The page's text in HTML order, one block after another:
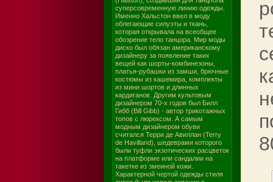
суперсовременную линию одежды.
Именно Хальстон ввел в моду
облегающие силуэты и ткань,
которая открывала на всеобщее
обозрение тело танцора. Мир моды
диско был обязан американскому
дизайнеру за появление таких
вещей как шорты-комбинезоны,
платья-рубашки из замши, брючные
костюмы из кашемира, комплекты
из мини шортов и длинных
кардиганов. Другим культовым
дизайнером 70-х годов был Билл
Гибб (Bill Gibb) - автор трикотажных
топов с люрексом. А самым
модным дизайнером обуви
считался Терри де Авиллан (Terry
de Havilland), шедеврами которого
были туфли экзотических расцветок
на платформе или сандалии на
такетке из змеиной кожи.
Характерной чертой одежды стиля